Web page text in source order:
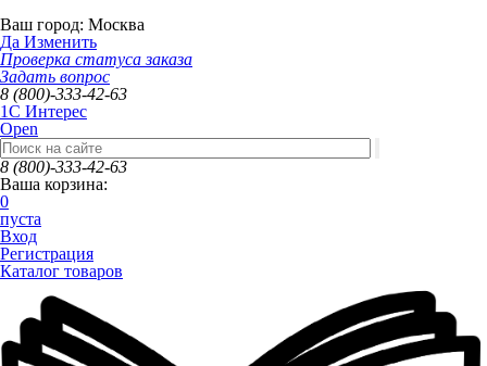
Ваш город: Москва
Да Изменить
Проверка статуса заказа
Задать вопрос
8 (800)-333-42-63
1C Интерес
Open
8 (800)-333-42-63
Ваша корзина:
0
пуста
Вход
Регистрация
Каталог товаров